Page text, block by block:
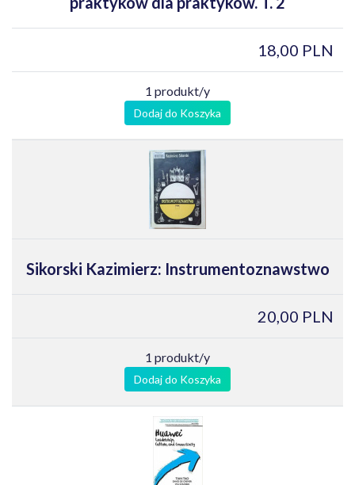
18,00 PLN
1 produkt/y
Dodaj do Koszyka
Sikorski Kazimierz: Instrumentoznawstwo
20,00 PLN
1 produkt/y
Dodaj do Koszyka